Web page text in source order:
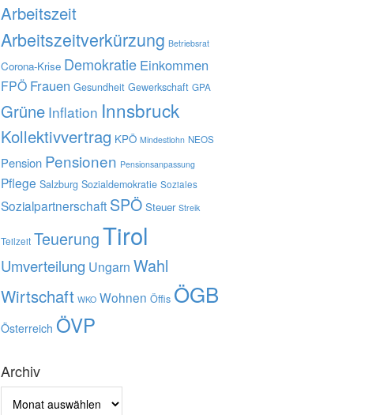
Arbeitszeit
Arbeitszeitverkürzung Betriebsrat
Corona-Krise Demokratie Einkommen
FPÖ Frauen Gesundheit Gewerkschaft GPA
Grüne Inflation Innsbruck
Kollektivvertrag KPÖ Mindestlohn NEOS
Pension Pensionen Pensionsanpassung
Pflege Salzburg Sozialdemokratie Soziales
Sozialpartnerschaft SPÖ Steuer Streik
Teilzeit TeuerungTirol
Umverteilung Ungarn Wahl
Wirtschaft WKO Wohnen Öffis ÖGB
Österreich ÖVP
Archiv